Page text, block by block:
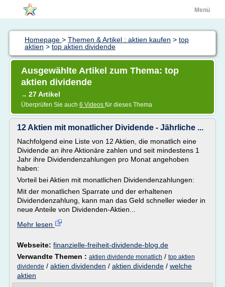
Menü
Homepage > Themen & Artikel : aktien kaufen > top
aktien > top aktien dividende
Ausgewählte Artikel zum Thema: top
aktien dividende
→ 27 Artikel
Überprüfen Sie auch 6 Videos für dieses Thema
12 Aktien mit monatlicher Dividende - Jährliche ...
Nachfolgend eine Liste von 12 Aktien, die monatlich eine
Dividende an ihre Aktionäre zahlen und seit mindestens 1
Jahr ihre Dividendenzahlungen pro Monat angehoben
haben:
Vorteil bei Aktien mit monatlichen Dividendenzahlungen:
Mit der monatlichen Sparrate und der erhaltenen
Dividendenzahlung, kann man das Geld schneller wieder in
neue Anteile von Dividenden-Aktien...
Mehr lesen
Webseite: finanzielle-freiheit-dividende-blog.de
Verwandte Themen : aktien dividende monatlich / top aktien
dividende / aktien dividenden / aktien dividende / welche
aktien